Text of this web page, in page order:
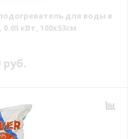
для воды в
кВт, 100х53см
руб.